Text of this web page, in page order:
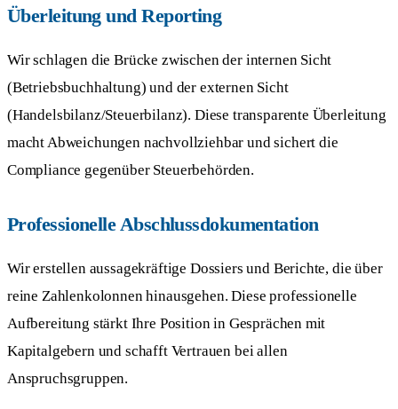
Überleitung und Reporting
Wir schlagen die Brücke zwischen der internen Sicht
(Betriebsbuchhaltung) und der externen Sicht
(Handelsbilanz/Steuerbilanz). Diese transparente Überleitung
macht Abweichungen nachvollziehbar und sichert die
Compliance gegenüber Steuerbehörden.
Professionelle Abschlussdokumentation
Wir erstellen aussagekräftige Dossiers und Berichte, die über
reine Zahlenkolonnen hinausgehen. Diese professionelle
Aufbereitung stärkt Ihre Position in Gesprächen mit
Kapitalgebern und schafft Vertrauen bei allen
Anspruchsgruppen.